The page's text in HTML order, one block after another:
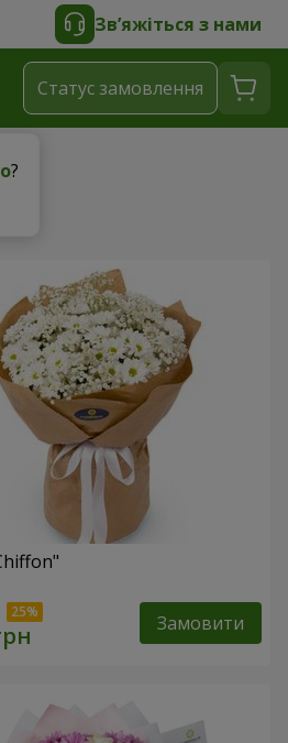
Зв’яжіться з нами
?
Статус замовлення
Замовити